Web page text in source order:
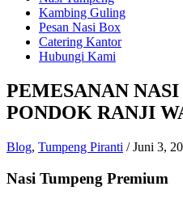
Kambing Guling
Pesan Nasi Box
Catering Kantor
Hubungi Kami
PEMESANAN
PONDOK RANJI
Blog, Tumpeng Piranti /Juni 3,
Nasi Tumpeng Premium